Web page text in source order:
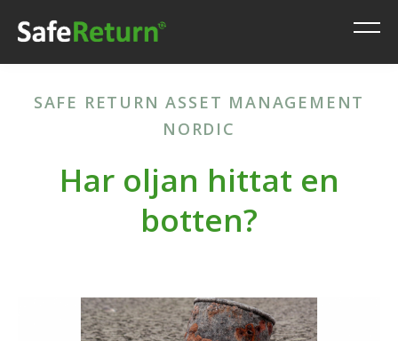
SAFE RETURN ASSET MANAGEMENT
NORDIC
Har oljan hittat en
botten?